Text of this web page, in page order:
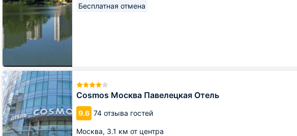
Бесплатная отмена
Cosmos Москва Павелецкая Отель
9.6 74 отзыва гостей
Москва, 3.1 км от центра
Cosmos
Москва
Павелецкая
Отель